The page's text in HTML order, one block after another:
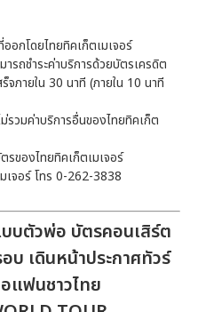
อกโดยไทยทิคเก็ตเมเจอร์
รถชำระค่าบริการด้วยบัตรเครดิต
จภายใน 30 นาที (ภายใน 10 นาที
วมค่าบริการอื่นของไทยทิคเก็ต
รของไทยทิคเก็ตเมเจอร์
เจอร์ โทร 0-262-3838
บตัวพ่อ บัตรคอนเสิร์ต
บ เดินหน้าประกาศทัวร์
แฟนชาวไทย